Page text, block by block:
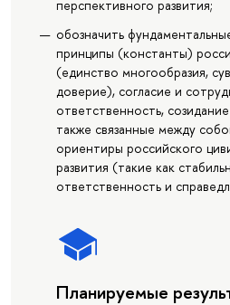
перспективного развития;
обозначить
принципы (константы)
(единство многообразия,
доверие), согласие и
ответственность,
также связанные между
ориентиры российского
развития (такие как
ответственность и
Планируемые